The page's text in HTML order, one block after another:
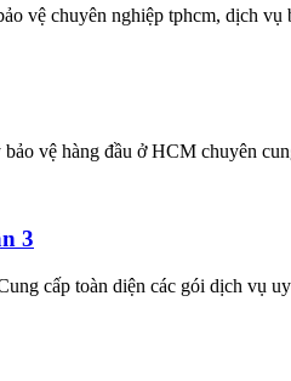
vệ chuyên nghiệp tphcm, dịch vụ
vệ hàng đầu ở HCM chuyên
3
cấp toàn diện các gói dịch vụ